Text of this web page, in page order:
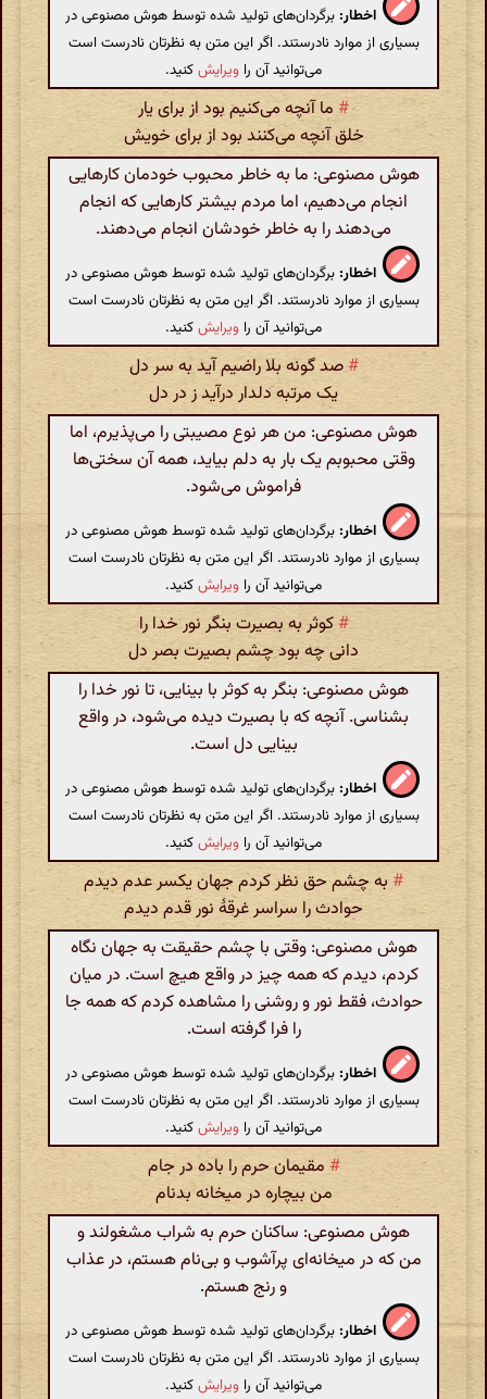
اخطار: برگردان‌های تولید شده توسط هوش مصنوعی در
بسیاری از موارد نادرستند. اگر این متن به نظرتان نادرست است
می‌توانید آن را ویرایشکنید.
# ما آنچه می‌کنیم بود از برای یار
خلق آنچه می‌کنند بود از برای خویش
هوش مصنوعی: ما به خاطر محبوب خودمان کارهایی
انجام می‌دهیم، اما مردم بیشتر کارهایی که انجام
می‌دهند را به خاطر خودشان انجام می‌دهند.
اخطار: برگردان‌های تولید شده توسط هوش مصنوعی در
بسیاری از موارد نادرستند. اگر این متن به نظرتان نادرست است
می‌توانید آن را ویرایشکنید.
# صد گونه بلا راضیم آید به سر دل
یک مرتبه دلدار درآید ز در دل
هوش مصنوعی: من هر نوع مصیبتی را می‌پذیرم، اما
وقتی محبوبم یک بار به دلم بیاید، همه آن سختی‌ها
فراموش می‌شود.
اخطار: برگردان‌های تولید شده توسط هوش مصنوعی در
بسیاری از موارد نادرستند. اگر این متن به نظرتان نادرست است
می‌توانید آن را ویرایشکنید.
# کوثر به بصیرت بنگر نور خدا را
دانی چه بود چشم بصیرت بصر دل
هوش مصنوعی: بنگر به کوثر با بینایی، تا نور خدا را
بشناسی. آنچه که با بصیرت دیده می‌شود، در واقع
بینایی دل است.
اخطار: برگردان‌های تولید شده توسط هوش مصنوعی در
بسیاری از موارد نادرستند. اگر این متن به نظرتان نادرست است
می‌توانید آن را ویرایشکنید.
# به چشم حق نظر کردم جهان یکسر عدم دیدم
حوادث را سراسر غرقهٔ نور قدم دیدم
هوش مصنوعی: وقتی با چشم حقیقت به جهان نگاه
کردم، دیدم که همه چیز در واقع هیچ است. در میان
حوادث، فقط نور و روشنی را مشاهده کردم که همه جا
را فرا گرفته است.
اخطار: برگردان‌های تولید شده توسط هوش مصنوعی در
بسیاری از موارد نادرستند. اگر این متن به نظرتان نادرست است
می‌توانید آن را ویرایشکنید.
# مقیمان حرم را باده در جام
من بیچاره در میخانه بدنام
هوش مصنوعی: ساکنان حرم به شراب مشغولند و
من که در میخانه‌ای پرآشوب و بی‌نام هستم، در عذاب
و رنج هستم.
اخطار: برگردان‌های تولید شده توسط هوش مصنوعی در
بسیاری از موارد نادرستند. اگر این متن به نظرتان نادرست است
می‌توانید آن را ویرایشکنید.